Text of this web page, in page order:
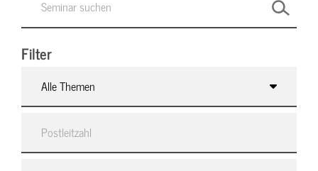
Filter
Alle Themen